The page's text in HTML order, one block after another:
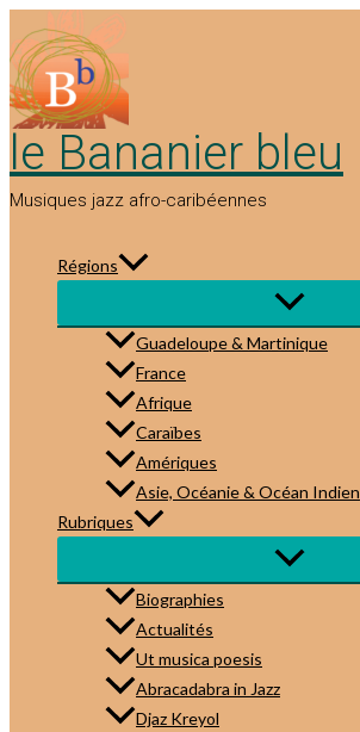
au
contenu
le Bananier bleu
Musiques jazz afro-caribéennes
Régions
Guadeloupe & Martinique
France
Afrique
Caraïbes
Amériques
Asie, Océanie & Océan Indien
Rubriques
Biographies
Actualités
Ut musica poesis
Abracadabra in Jazz
Djaz Kreyol